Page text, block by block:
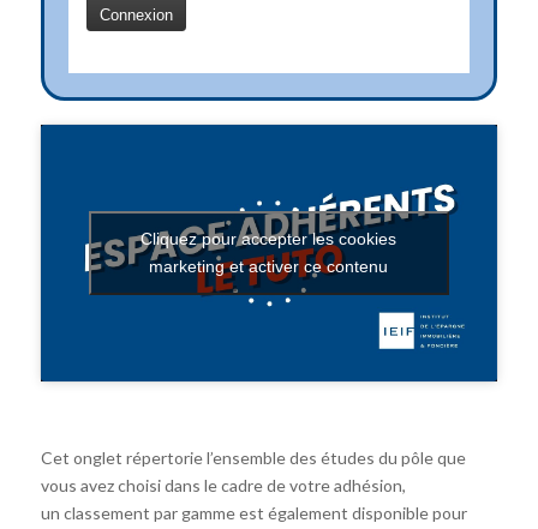
Cliquez pour accepter les cookies
marketing et activer ce contenu
Cet onglet répertorie l’ensemble des études du pôle que
vous avez choisi dans le cadre de votre adhésion,
un classement par gamme est également disponible pour